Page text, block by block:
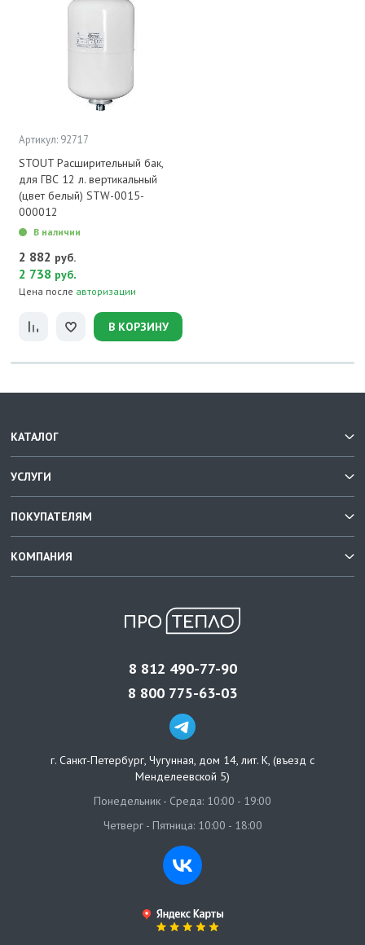
Артикул: 92717
STOUT Расширительный бак,
для ГВС 12 л. вертикальный
(цвет белый) STW-0015-
000012
В наличии
2 882 руб.
2 738 руб.
Цена после авторизации
В КОРЗИНУ
КАТАЛОГ
УСЛУГИ
ПОКУПАТЕЛЯМ
КОМПАНИЯ
8 812 490-77-90
8 800 775-63-03
г. Санкт-Петербург, Чугунная, дом 14, лит. К, (въезд с
Менделеевской 5)
Понедельник - Среда: 10:00 - 19:00
Четверг - Пятница: 10:00 - 18:00